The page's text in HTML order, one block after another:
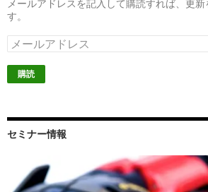
メールアドレスを記入して購読すれば、更
す。
メ
ー
ル
ア
ス
セミナー情報